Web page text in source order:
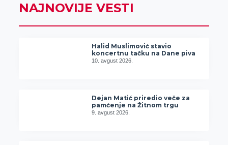
NAJNOVIJE VESTI
Halid Muslimović stavio
koncertnu tačku na Dane piva
10. avgust 2026.
Dejan Matić priredio veče za
pamćenje na Žitnom trgu
9. avgust 2026.